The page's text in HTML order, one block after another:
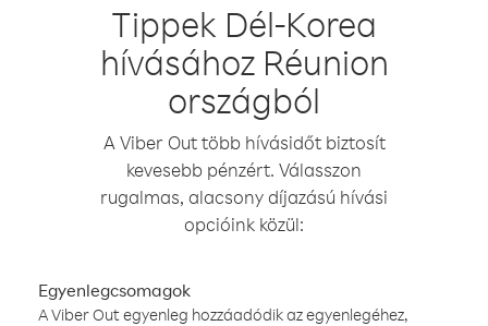
Tippek Dél-Korea
hívásához Réunion
országból
A Viber Out több hívásidőt biztosít
kevesebb pénzért. Válasszon
rugalmas, alacsony díjazású hívási
opcióink közül:
Egyenlegcsomagok
A Viber Out egyenleg hozzáadódik az egyenlegéhez,